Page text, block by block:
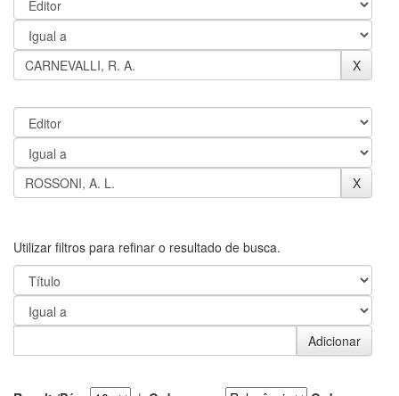
Utilizar filtros para refinar o resultado de busca.